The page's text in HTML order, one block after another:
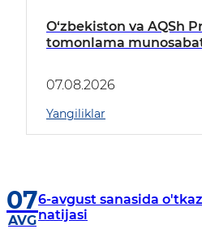
O‘zbekiston va AQSh
tomonlama
07.08.2026
Yangiliklar
07
AVG
6-avgust sanasida
natijasi